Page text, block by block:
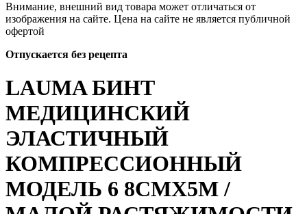
Внимание, внешний вид товара может отличаться от
изображения на сайте. Цена на сайте не является публичной
офертой
Отпускается без рецепта
LAUMA БИНТ
МЕДИЦИНСКИЙ
ЭЛАСТИЧНЫЙ
КОМПРЕССИОННЫЙ
МОДЕЛЬ 6 8СМX5М /